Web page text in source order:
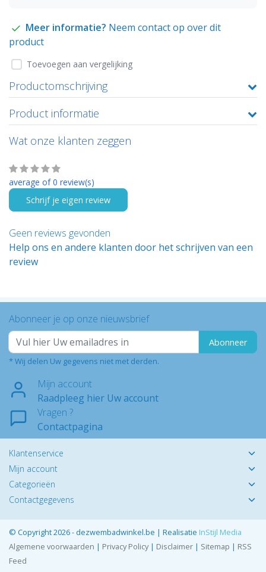
Meer informatie? Neem contact op over dit
product
Toevoegen aan vergelijking
Productomschrijving
Product informatie
Wat onze klanten zeggen
average of 0 review(s)
Schrijf je eigen review
Geen reviews gevonden
Help ons en andere klanten door het schrijven van een
review
Abonneer je op onze nieuwsbrief
Abonneer
* Wij delen Uw gegevens niet met derden.
Mijn account
Raadpleeg hier Uw account
Vragen ?
Contactpagina
Klantenservice
Mijn account
Categorieën
Contactgegevens
© Copyright 2026 - dezwembadwinkel.be | Realisatie InStijl Media
Algemene voorwaarden | Privacy Policy| Disclaimer | Sitemap | RSS
Feed